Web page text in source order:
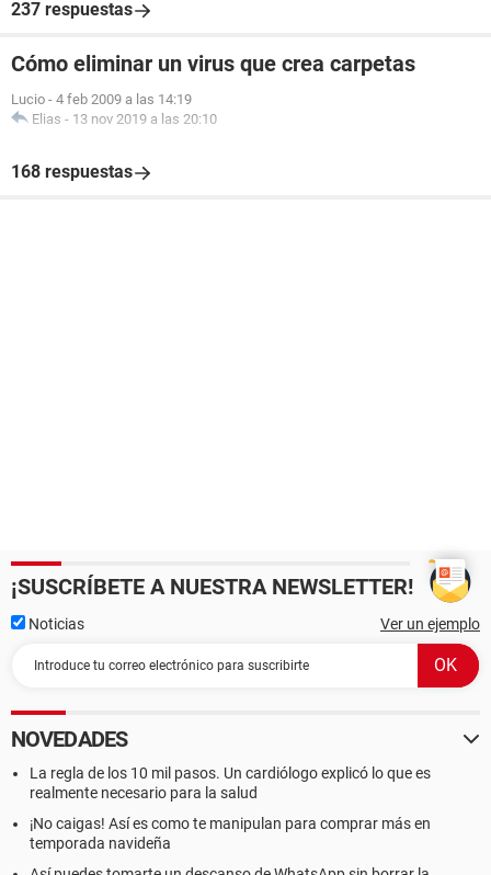
237 respuestas
Cómo eliminar un virus que crea carpetas
Lucio - 4 feb 2009 a las 14:19
Elias - 13 nov 2019 a las 20:10
168 respuestas
¡SUSCRÍBETE A NUESTRA NEWSLETTER!
Noticias Ver un ejemplo
NOVEDADES
La regla de los 10 mil pasos. Un cardiólogo explicó lo que es
realmente necesario para la salud
¡No caigas! Así es como te manipulan para comprar más en
temporada navideña